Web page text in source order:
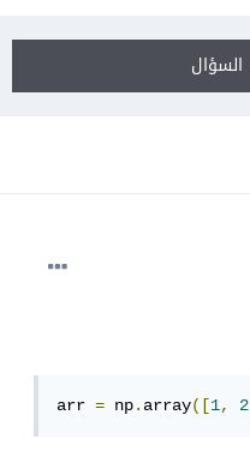
arr = np.array([1,